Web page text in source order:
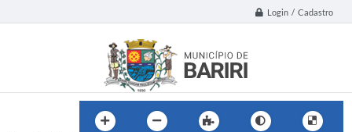
Login / Cadastro